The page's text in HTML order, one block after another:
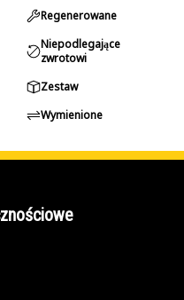
Regenerowane
Niepodlegające
zwrotowi
Zestaw
Wymienione